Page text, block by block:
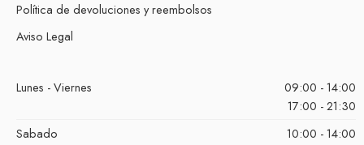
Política de devoluciones y reembolsos
Aviso Legal
Lunes - Viernes
09:00 - 14:00
17:00 - 21:30
Sabado
10:00 - 14:00